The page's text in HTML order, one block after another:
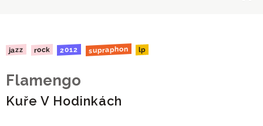
jazz rock 2012 supraphon lp
Flamengo
Kuře V Hodinkách